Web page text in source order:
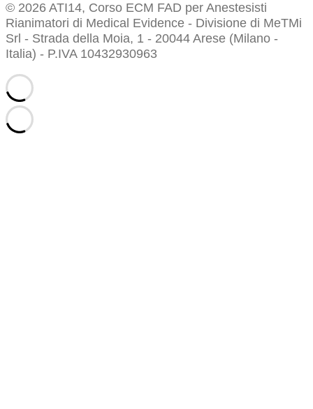
© 2026 ATI14, Corso ECM FAD per Anestesisti
Rianimatori di Medical Evidence - Divisione di MeTMi
Srl - Strada della Moia, 1 - 20044 Arese (Milano -
Italia) - P.IVA 10432930963